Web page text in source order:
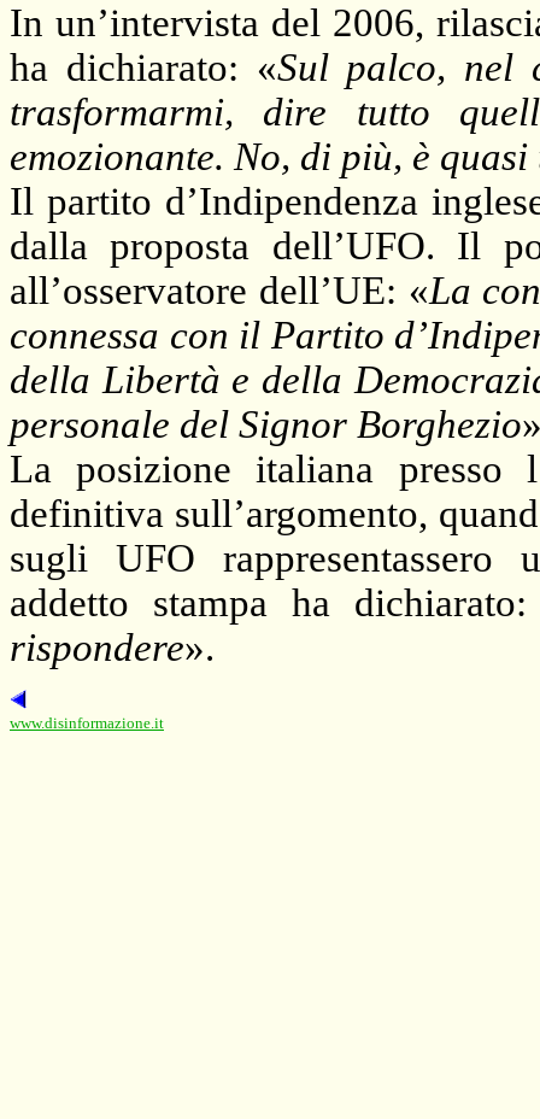
In un’intervista del 2006,
ha dichiarato: «Sul palco, nel
trasformarmi, dire tutto
emozionante. No, di più, è
Il partito d’Indipendenza
dalla proposta dell’UFO. Il
all’osservatore dell’UE: «La
connessa con il Partito
della Libertà e della
personale del Signor Borghezio
La posizione italiana presso
definitiva sull’argomento,
sugli UFO
addetto stampa ha
rispondere».
www.disinformazione.it